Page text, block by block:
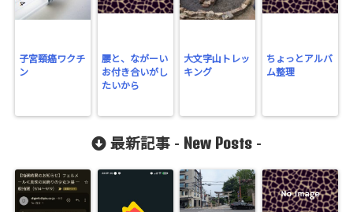
子宮頸癌ワクチ
ン
腰と、ながーい
お付き合いがし
たいから
大文字山トレッ
キング
ちょっとアルバ
ム整理
最新記事 - New Posts -